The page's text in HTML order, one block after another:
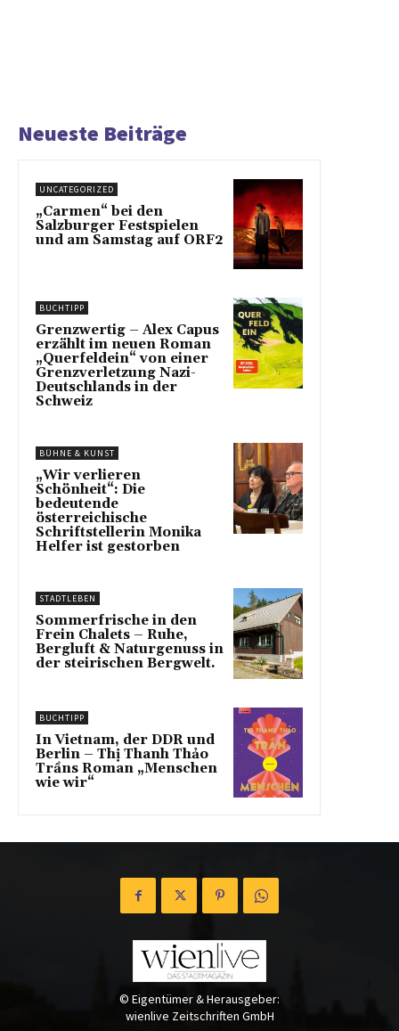
Neueste Beiträge
UNCATEGORIZED
„Carmen“ bei den
Salzburger Festspielen
und am Samstag auf ORF2
BUCHTIPP
Grenzwertig – Alex Capus
erzählt im neuen Roman
„Querfeldein“ von einer
Grenzverletzung Nazi-
Deutschlands in der
Schweiz
BÜHNE & KUNST
„Wir verlieren
Schönheit“: Die
bedeutende
österreichische
Schriftstellerin Monika
Helfer ist gestorben
STADTLEBEN
Sommerfrische in den
Frein Chalets – Ruhe,
Bergluft & Naturgenuss in
der steirischen Bergwelt.
BUCHTIPP
In Vietnam, der DDR und
Berlin – Thị Thanh Thảo
Trầns Roman „Menschen
wie wir“
© Eigentümer & Herausgeber:
wienlive Zeitschriften GmbH